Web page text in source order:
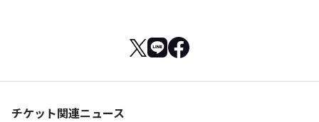
チケット関連ニュース